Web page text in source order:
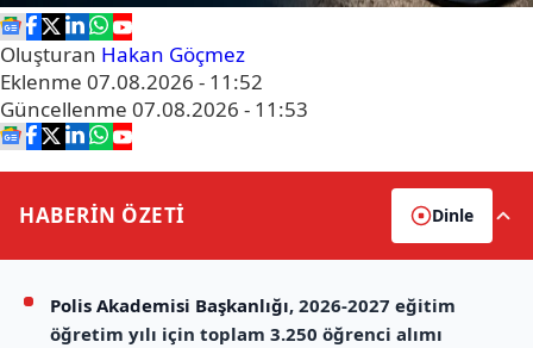
Oluşturan Hakan Göçmez
Eklenme 07.08.2026 - 11:52
Güncellenme 07.08.2026 - 11:53
HABERİN ÖZETİ Dinle
Polis Akademisi Başkanlığı, 2026-2027 eğitim
öğretim yılı için toplam 3.250 öğrenci alımı